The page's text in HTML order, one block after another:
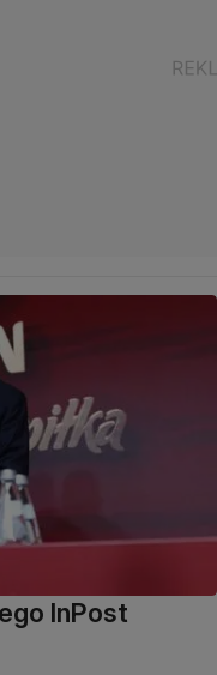
InPost